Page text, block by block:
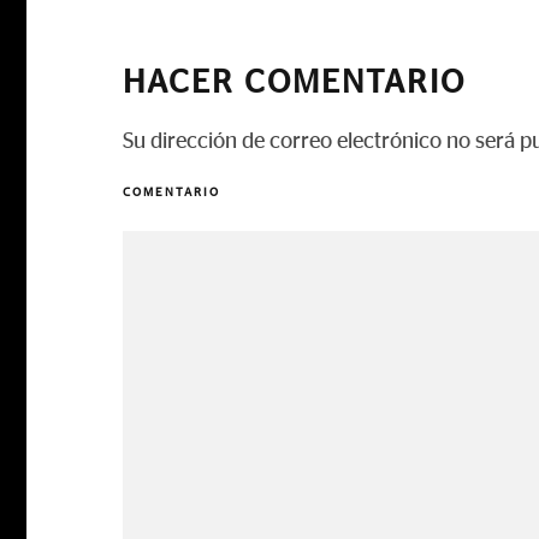
HACER COMENTARIO
Su dirección de correo electrónico no será
COMENTARIO